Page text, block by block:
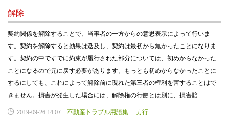
解除
契約関係を解除することで、当事者の一方からの意思表示によって行いま
す。契約を解除すると効果は遡及し、契約は最初から無かったことになりま
す。契約の中ですでに約束が履行された部分については、初めからなかった
ことになるので元に戻す必要があります。もっとも初めからなかったことに
するにしても、これによって解除前に現れた第三者の権利を害することはで
きません。損害が発生した場合には、解除権の行使とは別に、損害賠…
2019-09-26 14:07 不動産トラブル用語集 カ行